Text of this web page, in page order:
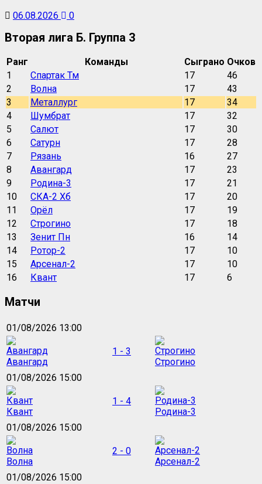
06.08.2026 0
Вторая лига Б. Группа 3
Ранг Команды Сыграно Очков
1
Спартак Тм 17
46
2
Волна 17
43
3
Металлург 17
34
4
Шумбрат 17
32
5
Салют 17
30
6
Сатурн 17
28
7
Рязань 16
27
8
Авангард 17
23
9
Родина-3 17
21
10
СКА-2 Хб 17
20
11
Орёл 17
19
12
Строгино 17
18
13
Зенит Пн 16
14
14
Ротор-2 17
10
15
Арсенал-2 17
10
16
Квант 17 6
Матчи
01/08/2026 13:00
Авангард
1 - 3
Строгино
01/08/2026 15:00
Квант
1 - 4
Родина-3
01/08/2026 15:00
Волна
2 - 0
Арсенал-2
01/08/2026 15:00